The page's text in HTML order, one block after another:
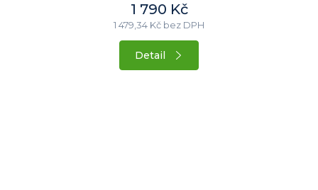
1 790 Kč
1 479,34 Kč bez DPH
Detail